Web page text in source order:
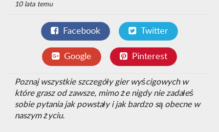
10 lata temu
Facebook Twitter
Google Pinterest
Poznaj wszystkie szczegóły gier wyścigowych w
które grasz od zawsze, mimo że nigdy nie zadałeś
sobie pytania jak powstały i jak bardzo są obecne w
naszym życiu.